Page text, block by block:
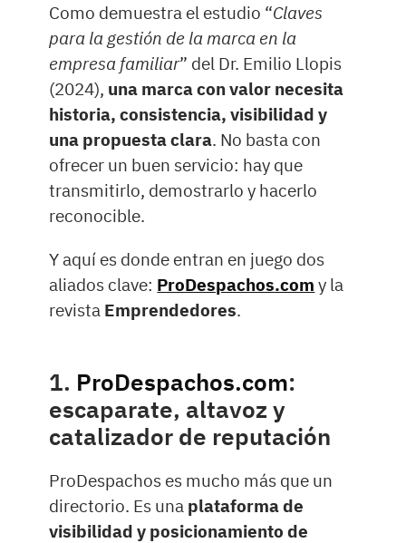
Como demuestra el estudio “Claves
para la gestión de la marca en la
empresa familiar” del Dr. Emilio Llopis
(2024), una marca con valor necesita
historia, consistencia, visibilidad y
una propuesta clara. No basta con
ofrecer un buen servicio: hay que
transmitirlo, demostrarlo y hacerlo
reconocible.
Y aquí es donde entran en juego dos
aliados clave: ProDespachos.com y la
revista Emprendedores.
1. ProDespachos.com:
escaparate, altavoz y
catalizador de reputación
ProDespachos es mucho más que un
directorio. Es una plataforma de
visibilidad y posicionamiento de